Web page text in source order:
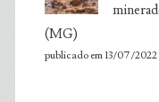
(MG)
publicado em 13/07/2022